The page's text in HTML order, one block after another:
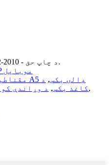
© د چاپ حق - 2010-2022: ټول حقونه خوندي دي.
د AMP موبایل
د A5 ډالۍ بکس, د
کاغذ بکس, د وړاندې
,